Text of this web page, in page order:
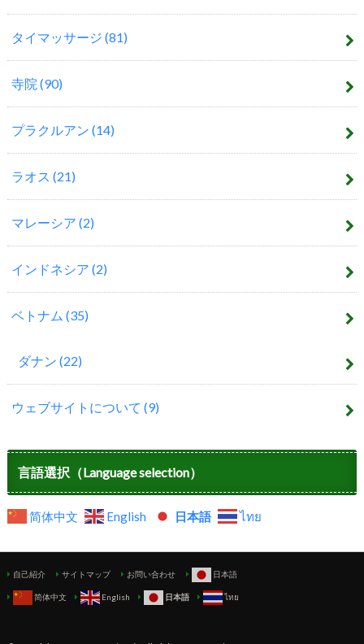
タイマッサージ (81)
寺院 (90)
プラクルアン (14)
ラオス (21)
マレーシア (2)
インドネシア (2)
ベトナム (35)
ダナン (22)
ウェブサイトについて (9)
言語選択（Language selection）
简体中文 English 日本語 ไทย
自己紹介 サイトマップ お問い合わせ 日本語
简体中文 English 日本語 ไทย